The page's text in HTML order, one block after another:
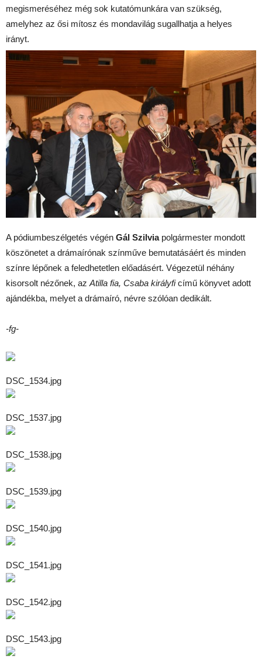
megismeréséhez még sok kutatómunkára van szükség,
amelyhez az ősi mítosz és mondavilág sugallhatja a helyes
irányt.
A pódiumbeszélgetés végén Gál Szilviapolgármester mondott
köszönetet a drámaírónak színműve bemutatásáért és minden
színre lépőnek a feledhetetlen előadásért. Végezetül néhány
kisorsolt nézőnek, az Atilla fia, Csaba királyficímű könyvet adott
ajándékba, melyet a drámaíró, névre szólóan dedikált.
-fg-
DSC_1534.jpg
DSC_1537.jpg
DSC_1538.jpg
DSC_1539.jpg
DSC_1540.jpg
DSC_1541.jpg
DSC_1542.jpg
DSC_1543.jpg